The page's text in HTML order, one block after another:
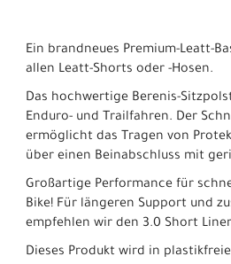
Ein brandneues Premium-Leatt-
allen Leatt-Shorts oder -Hosen.
Das hochwertige Berenis-
Enduro- und Trailfahren. Der
ermöglicht das Tragen von
über einen Beinabschluss mit
Großartige Performance für
Bike! Für längeren Support und
empfehlen wir den 3.0 Short
Dieses Produkt wird in